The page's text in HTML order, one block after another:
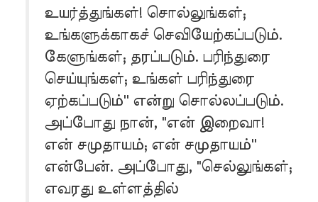
உயர்த்துங்கள்! சொல்லுங்கள்;
உங்களுக்காகச் செவியேற்கப்படும்.
கேளுங்கள்; தரப்படும். பரிந்துரை
செய்யுங்கள்; உங்கள் பரிந்துரை
ஏற்கப்படும்'' என்று சொல்லப்படும்.
அப்போது நான், "என் இறைவா!
என் சமுதாயம்; என் சமுதாயம்''
என்பேன். அப்போது, "செல்லுங்கள்;
எவரது உள்ளத்தில்